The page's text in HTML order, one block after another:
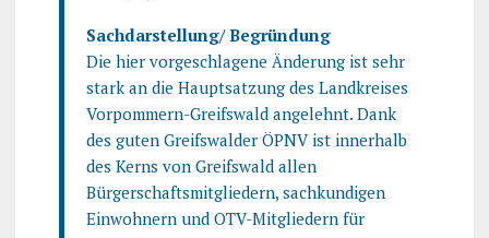
Sachdarstellung/ Begründung
Die hier vorgeschlagene Änderung ist sehr
stark an die Hauptsatzung des Landkreises
Vorpommern-Greifswald angelehnt. Dank
des guten Greifswalder ÖPNV ist innerhalb
des Kerns von Greifswald allen
Bürgerschaftsmitgliedern, sachkundigen
Einwohnern und OTV-Mitgliedern für